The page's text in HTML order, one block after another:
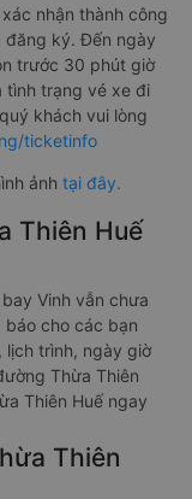
nhận thành công
đăng ký. Đến ngày
trước 30 phút giờ
tình trạng vé xe đi
khách vui lòng
ticketinfo
ảnh tại đây.
Thiên Huế
Vinh vẫn chưa
báo cho các bạn
lịch trình, ngày giờ
Thừa Thiên
Thiên Huế ngay
Thiên